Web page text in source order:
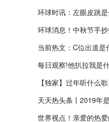
环球时讯：左眼皮跳
环球消息！中秋节手
当前热文：C位出道是
每日观察!他扒拉我是
【独家】过年听什么
天天热头条丨2019年
世界视点！亲爱的热